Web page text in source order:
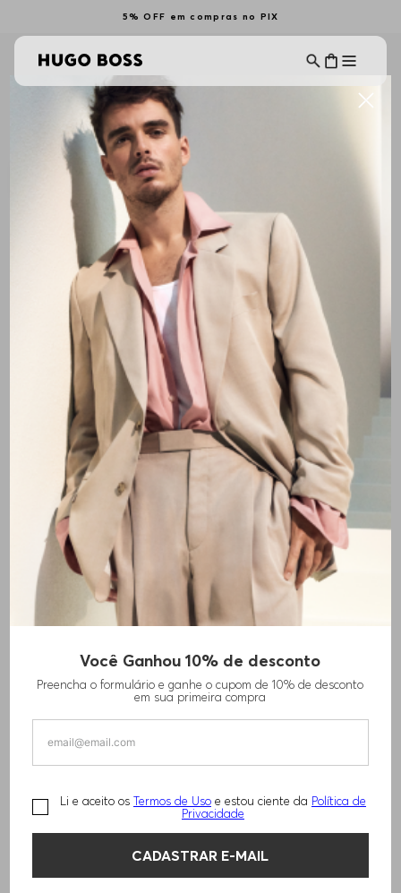
5% OFF em compras no PIX
Você Ganhou 10% de desconto
Preencha o formulário e ganhe o cupom de 10% de desconto
em sua primeira compra
Li e aceito os Termos de Uso e estou ciente da Política de
Privacidade
CADASTRAR E-MAIL
HUGO: PRESENTES DE NATAL
Filtrar Ordenar Por
Mais Recentes
BLAZER DE MODELAGEM
RELAXADA COM BROCHE DE
FLOR
1 540 ,00 3. 070
-50%
CAMISETA DE AJUSTE
DESCONTRAÍDO EM ALGODÃO
COM MONOGRAMA BORDADO
480 ,00
1 COR